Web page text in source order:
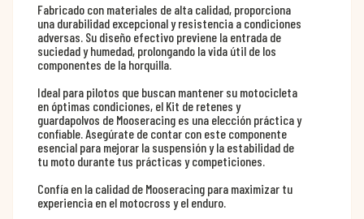
Fabricado con materiales de alta calidad, proporciona
una durabilidad excepcional y resistencia a condiciones
adversas. Su diseño efectivo previene la entrada de
suciedad y humedad, prolongando la vida útil de los
componentes de la horquilla.
Ideal para pilotos que buscan mantener su motocicleta
en óptimas condiciones, el Kit de retenes y
guardapolvos de Mooseracing es una elección práctica y
confiable. Asegúrate de contar con este componente
esencial para mejorar la suspensión y la estabilidad de
tu moto durante tus prácticas y competiciones.
Confía en la calidad de Mooseracing para maximizar tu
experiencia en el motocross y el enduro.